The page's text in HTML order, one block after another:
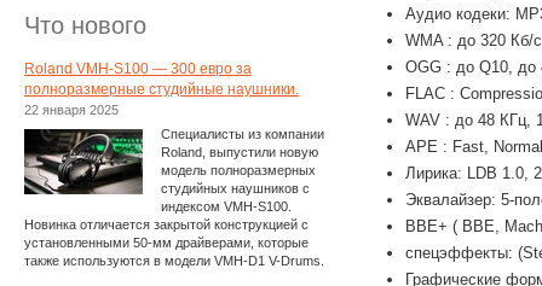
Аудио кодеки:
WMA : до 320 Кб/
OGG : до Q10, до
FLAC :
WAV : до 48 КГц,
APE : Fast,
Лирика: LDB 1.0,
Эквалайзер: 5-
BBE+ ( BBE,
спецэффекты:
Графические
Что нового
Roland VMH-S100 — 300 евро за
полноразмерные студийные наушники.
22 января 2025
Специалисты из компании
Roland, выпустили новую
модель полноразмерных
студийных наушников с
индексом VMH-S100.
Новинка отличается закрытой конструкцией с
установленными 50-мм драйверами, которые
также используются в модели VMH-D1 V-Drums.